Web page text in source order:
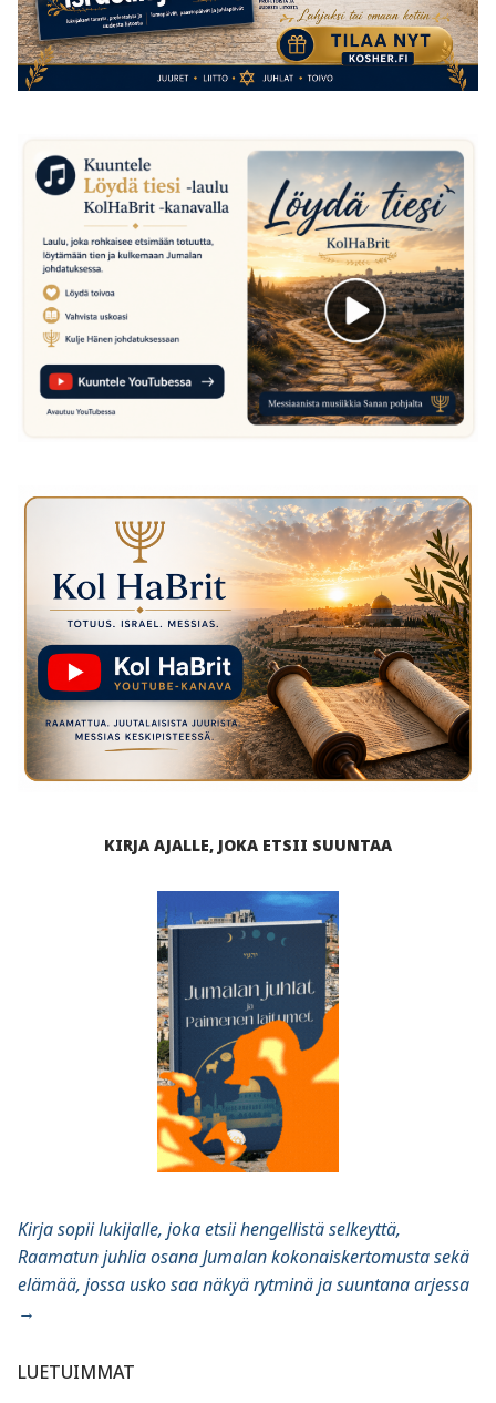
KIRJA AJALLE, JOKA ETSII SUUNTAA
Kirja sopii lukijalle, joka etsii hengellistä selkeyttä,
Raamatun juhlia osana Jumalan kokonaiskertomusta sekä
elämää, jossa usko saa näkyä rytminä ja suuntana arjessa
→
LUETUIMMAT